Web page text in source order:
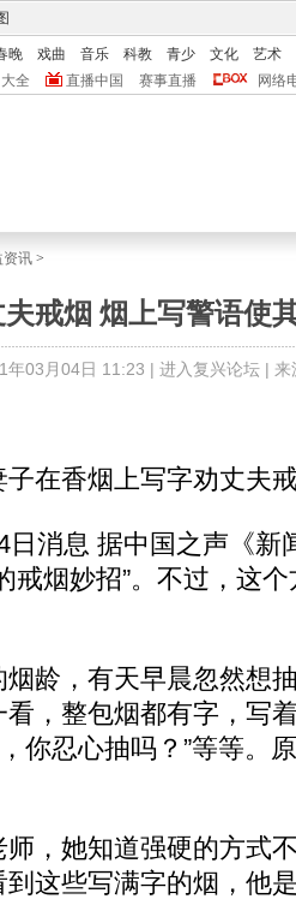
晚 戏曲 音乐 科教 青少 文化
艺术
全 直播中国 赛事直播 网络
资讯 >
戒烟 烟上写警语使
年03月04日 11:23 | 进入复兴论坛| 来
子在香烟上写字劝丈夫
消息 据中国之声《新
戒烟妙招”。不过，这
，有天早晨忽然想
，整包烟都有字，写
你忍心抽吗？”等等。
她知道强硬的方式
这些写满字的烟，他